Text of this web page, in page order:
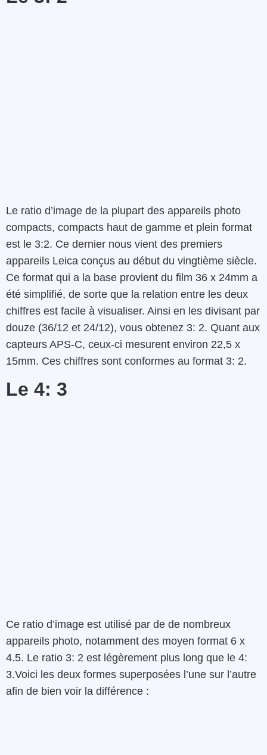
Le ratio d’image de la plupart des appareils photo
compacts, compacts haut de gamme et plein format
est le 3:2. Ce dernier nous vient des premiers
appareils Leica conçus au début du vingtième siècle.
Ce format qui a la base provient du film 36 x 24mm a
été simplifié, de sorte que la relation entre les deux
chiffres est facile à visualiser. Ainsi en les divisant par
douze (36/12 et 24/12), vous obtenez 3: 2. Quant aux
capteurs APS-C, ceux-ci mesurent environ 22,5 x
15mm. Ces chiffres sont conformes au format 3: 2.
Le 4: 3
Ce ratio d’image est utilisé par de de nombreux
appareils photo, notamment des moyen format 6 x
4.5. Le ratio 3: 2 est légèrement plus long que le 4:
3.Voici les deux formes superposées l’une sur l’autre
afin de bien voir la différence :